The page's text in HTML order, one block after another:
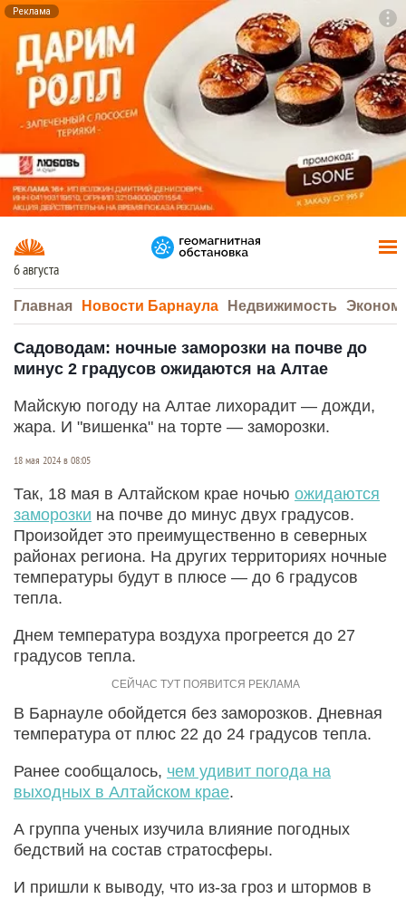
Реклама
6 августа
Главная Новости Барнаула Недвижимость
Садоводам: ночные заморозки на почве до
минус 2 градусов ожидаются на Алтае
Майскую погоду на Алтае лихорадит — дожди,
жара. И "вишенка" на торте — заморозки.
18 мая 2024 в 08:05
Так, 18 мая в Алтайском крае ночью ожидаются
заморозки на почве до минус двух градусов.
Произойдет это преимущественно в северных
районах региона. На других территориях ночные
температуры будут в плюсе — до 6 градусов
тепла.
Днем температура воздуха прогреется до 27
градусов тепла.
В Барнауле обойдется без заморозков. Дневная
температура от плюс 22 до 24 градусов тепла.
Ранее сообщалось, чем удивит погода на
выходных в Алтайском крае.
А группа ученых изучила влияние погодных
бедствий на состав стратосферы.
И пришли к выводу, что из-за гроз и штормов в